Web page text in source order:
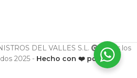
DEL VALLES S.L.
Todos los
2025 - Hecho con ❤️ por ESF